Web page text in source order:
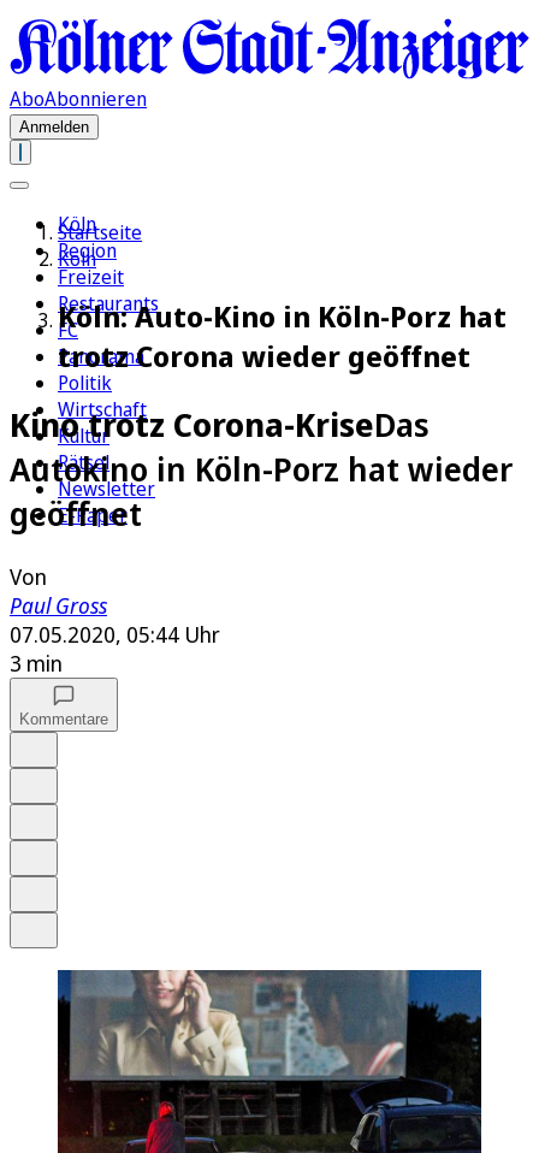
AboAbonnieren
Anmelden
Köln
Region
Freizeit
Restaurants
FC
Panorama
Politik
Wirtschaft
Kultur
Rätsel
Newsletter
E-Paper
Startseite
Köln
Köln: Auto-Kino in Köln-Porz hat
trotz Corona wieder geöffnet
Kino trotz Corona-KriseDas
Autokino in Köln-Porz hat wieder
geöffnet
Von
Paul Gross
07.05.2020, 05:44 Uhr
3 min
Kommentare